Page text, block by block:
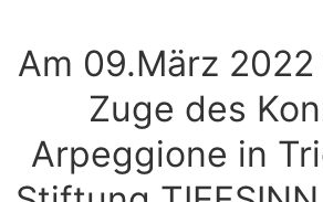
Am 09.März
Zuge des
Arpeggione in